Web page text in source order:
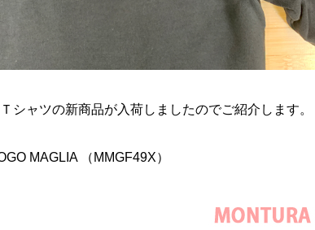
シャツの新商品が入荷しましたのでご紹介します。
MAGLIA （MMGF49X）